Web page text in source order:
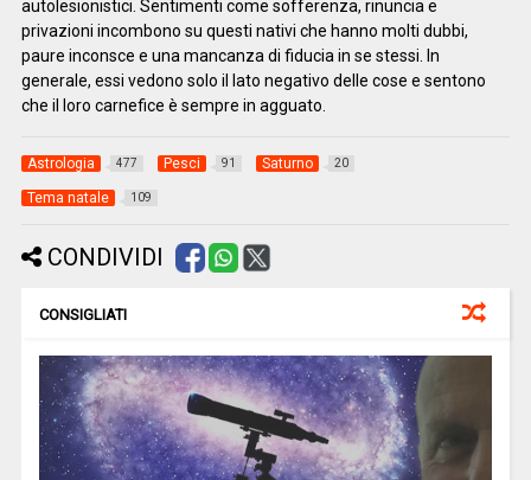
autolesionistici. Sentimenti come sofferenza, rinuncia e
privazioni incombono su questi nativi che hanno molti dubbi,
paure inconsce e una mancanza di fiducia in se stessi. In
generale, essi vedono solo il lato negativo delle cose e sentono
che il loro carnefice è sempre in agguato.
Astrologia 477 Pesci 91 Saturno 20
Tema natale 109
CONDIVIDI
CONSIGLIATI